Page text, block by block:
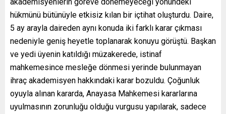
hükmünü bütünüyle etkisiz kılan bir içtihat oluşturdu. Daire,
5 ay arayla daireden aynı konuda iki farklı karar çıkması
nedeniyle geniş heyetle toplanarak konuyu görüştü. Başkan
ve yedi üyenin katıldığı müzakerede, istinaf
mahkemesince mesleğe dönmesi yerinde bulunmayan
ihraç akademisyen hakkındaki karar bozuldu. Çoğunluk
oyuyla alınan kararda, Anayasa Mahkemesi kararlarına
uyulmasının zorunluğu olduğu vurgusu yapılarak, sadece